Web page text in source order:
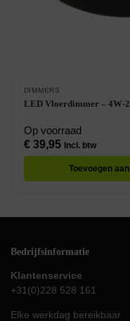
DIMMERS
LED Vloerdimmer – 4W-
Op voorraad
€39,95 Incl. btw
Toevoegen
Bedrijfsinformatie
Klantenservice
+31(0)228 528 161
Elke werkdag bereikbaar